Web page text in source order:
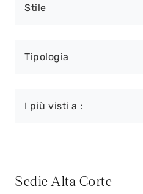
Stile
Tipologia
I più visti a :
Sedie Alta Corte